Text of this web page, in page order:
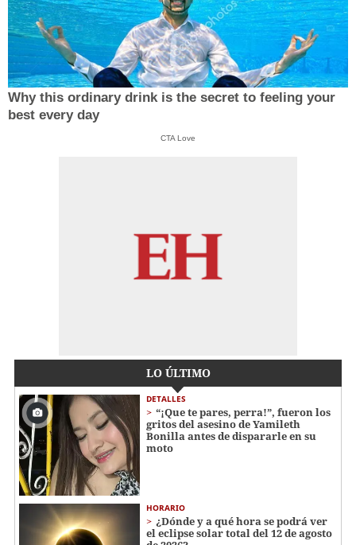
Why this ordinary drink is the secret to feeling your
best every day
CTA Love
LO ÚLTIMO
DETALLES
“¡Que te pares, perra!”, fueron los
gritos del asesino de Yamileth
Bonilla antes de dispararle en su
moto
HORARIO
¿Dónde y a qué hora se podrá ver
el eclipse solar total del 12 de agosto